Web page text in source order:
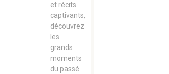
et récits
captivants,
découvrez
les
grands
moments
du passé